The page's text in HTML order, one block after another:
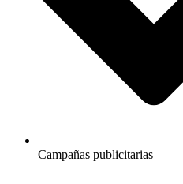
Campañas publicitarias